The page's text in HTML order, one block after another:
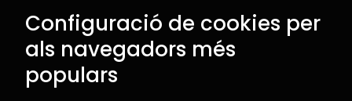
Configuració de cookies per
als navegadors més
populars